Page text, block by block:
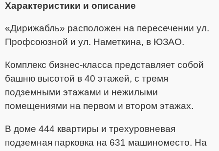
Характеристики и описание
«Дирижабль» расположен на пересечении ул.
Профсоюзной и ул. Наметкина, в ЮЗАО.
Комплекс бизнес-класса представляет собой
башню высотой в 40 этажей, с тремя
подземными этажами и нежилыми
помещениями на первом и втором этажах.
В доме 444 квартиры и трехуровневая
подземная парковка на 631 машиноместо. На